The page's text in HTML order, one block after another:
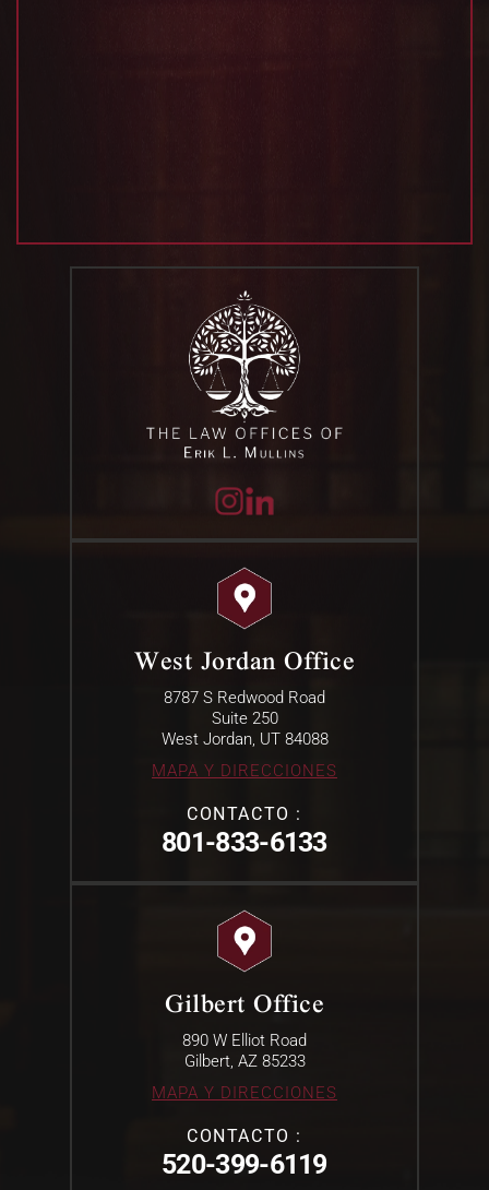
West Jordan Office
8787 S Redwood Road
Suite 250
West Jordan, UT 84088
MAPA Y DIRECCIONES
CONTACTO :
801-833-6133
Gilbert Office
890 W Elliot Road
Gilbert, AZ 85233
MAPA Y DIRECCIONES
CONTACTO :
520-399-6119